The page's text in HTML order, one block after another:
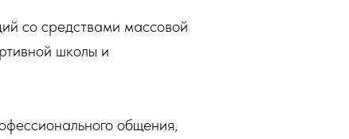
со средствами массовой
школы и
общения,